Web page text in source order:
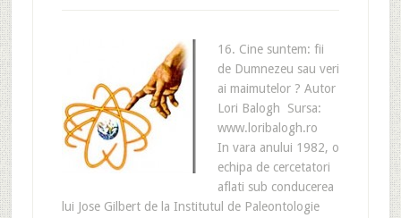
16. Cine suntem: fii
de Dumnezeu sau veri
ai maimutelor ? Autor
Lori Balogh Sursa:
www.loribalogh.ro
In vara anului 1982, o
echipa de cercetatori
aflati sub conducerea
lui Jose Gilbert de la Institutul de Paleontologie